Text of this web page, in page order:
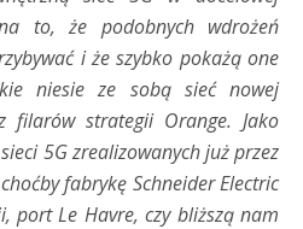
to, że podobnych wdrożeń
i że szybko pokażą one
niesie ze sobą sieć nowej
filarów strategii Orange. Jako
5G zrealizowanych już przez
fabrykę Schneider Electric
port Le Havre, czy bliższą nam